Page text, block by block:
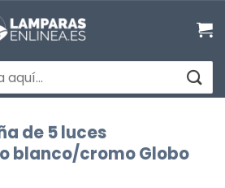
de 5 luces
blanco/cromo Globo